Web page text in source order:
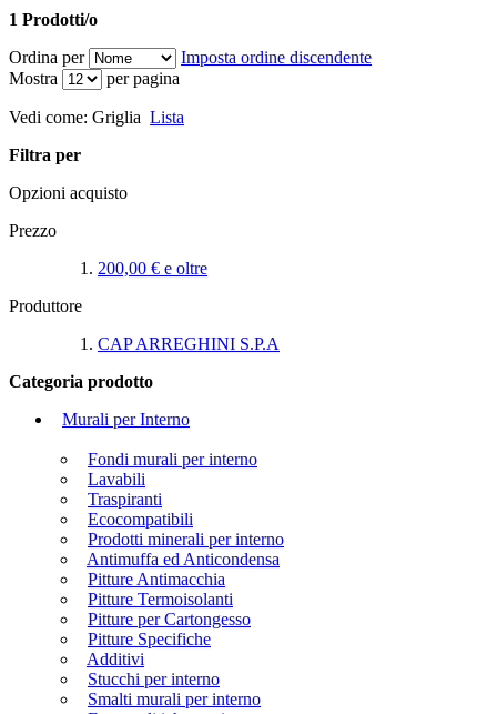
1 Prodotti/o
Ordina per
Imposta ordine discendente
Mostra
per pagina
Vedi come: Griglia Lista
Filtra per
Opzioni acquisto
Prezzo
200,00 € e oltre
Produttore
CAP ARREGHINI S.P.A
Categoria prodotto
Murali per Interno
Fondi murali per interno
Lavabili
Traspiranti
Ecocompatibili
Prodotti minerali per interno
Antimuffa ed Anticondensa
Pitture Antimacchia
Pitture Termoisolanti
Pitture per Cartongesso
Pitture Specifiche
Additivi
Stucchi per interno
Smalti murali per interno